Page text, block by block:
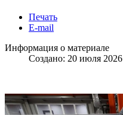
Печать
E-mail
Информация о материале
Создано: 20 июля 2026